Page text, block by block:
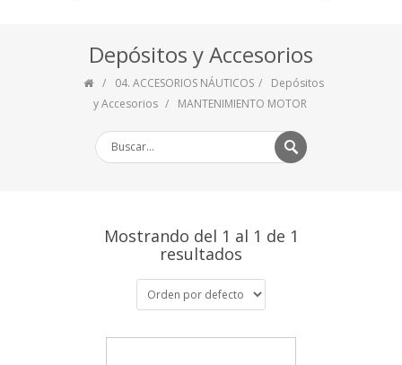
Depósitos y Accesorios
04. ACCESORIOS NÁUTICOS
Depósitos
y Accesorios
MANTENIMIENTO MOTOR
Mostrando del 1 al 1 de 1
resultados